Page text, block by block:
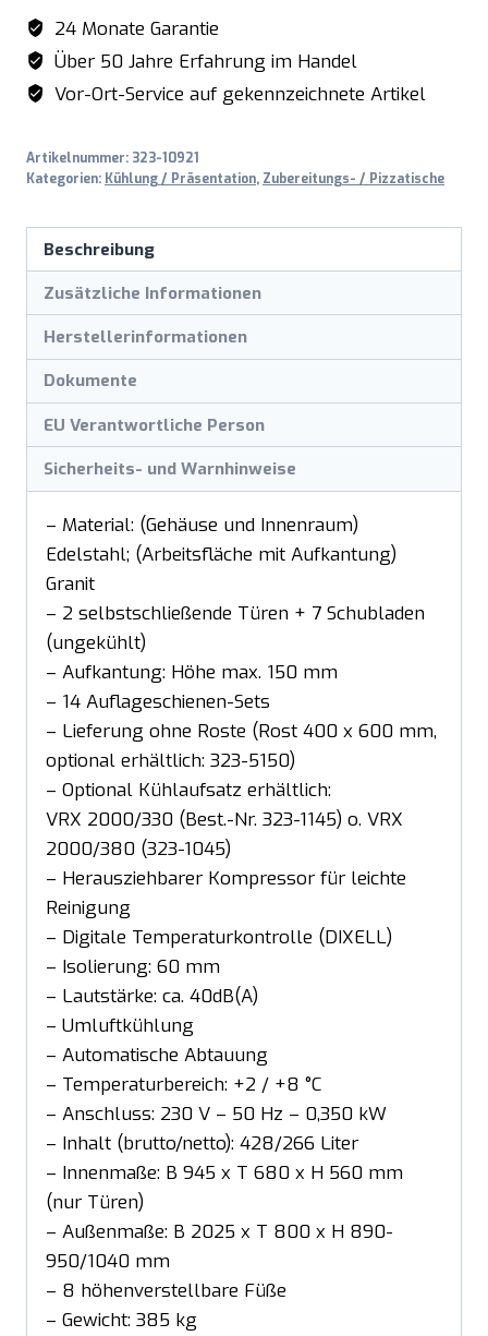
+
7
Schubladen,
Modell
PZ
2610
TN
Menge
24 Monate Garantie
Über 50 Jahre Erfahrung im Handel
Vor-Ort-Service auf gekennzeichnete Artikel
Artikelnummer: 323-10921
Kategorien: Kühlung / Präsentation, Zubereitungs- / Pizzatische
Beschreibung
Zusätzliche Informationen
Herstellerinformationen
Dokumente
EU Verantwortliche Person
Sicherheits- und Warnhinweise
– Material: (Gehäuse und Innenraum)
Edelstahl; (Arbeitsfläche mit Aufkantung)
Granit
– 2 selbstschließende Türen + 7 Schubladen
(ungekühlt)
– Aufkantung: Höhe max. 150 mm
– 14 Auflageschienen-Sets
– Lieferung ohne Roste (Rost 400 x 600 mm,
optional erhältlich: 323-5150)
– Optional Kühlaufsatz erhältlich:
VRX 2000/330 (Best.-Nr. 323-1145) o. VRX
2000/380 (323-1045)
– Herausziehbarer Kompressor für leichte
Reinigung
– Digitale Temperaturkontrolle (DIXELL)
– Isolierung: 60 mm
– Lautstärke: ca. 40dB(A)
– Umluftkühlung
– Automatische Abtauung
– Temperaturbereich: +2 / +8 °C
– Anschluss: 230 V – 50 Hz – 0,350 kW
– Inhalt (brutto/netto): 428/266 Liter
– Innenmaße: B 945 x T 680 x H 560 mm
(nur Türen)
– Außenmaße: B 2025 x T 800 x H 890-
950/1040 mm
– 8 höhenverstellbare Füße
– Gewicht: 385 kg